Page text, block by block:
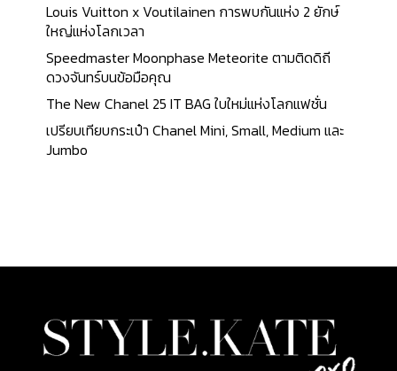
Louis Vuitton x Voutilainen การพบกันแห่ง 2 ยักษ์
ใหญ่แห่งโลกเวลา
Speedmaster Moonphase Meteorite ตามติดดิถี
ดวงจันทร์บนข้อมือคุณ
The New Chanel 25 IT BAG ใบใหม่แห่งโลกแฟชั่น
เปรียบเทียบกระเป๋า Chanel Mini, Small, Medium และ
Jumbo